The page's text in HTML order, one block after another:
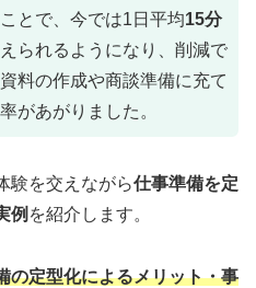
とで、今では1日平均15分
られるようになり、削減で
料の作成や商談準備に充て
があがりました。
験を交えながら仕事準備を定
例 を紹介します。
の定型化によるメリット・事